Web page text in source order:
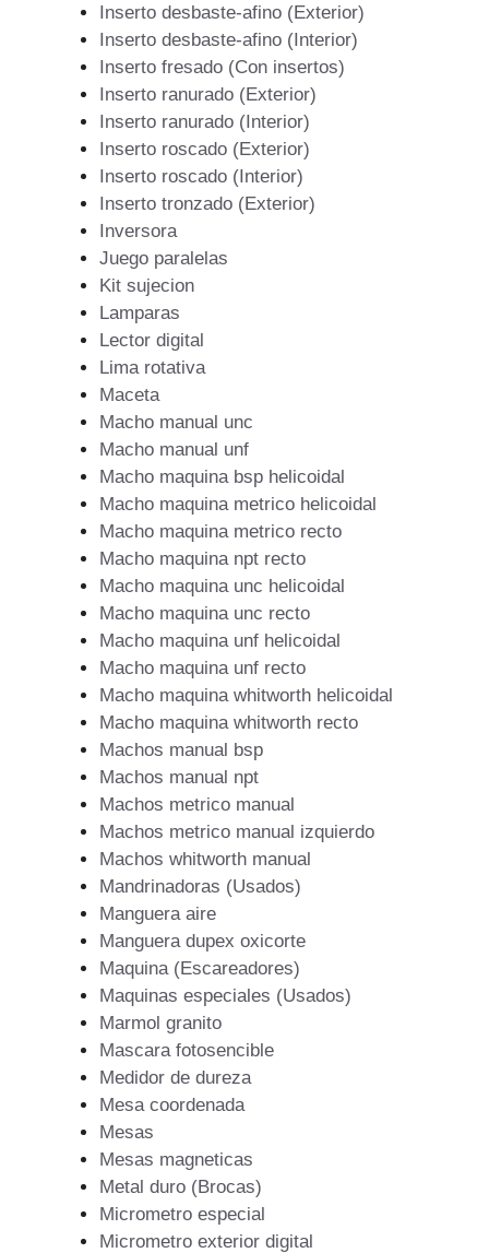
Inserto desbaste-afino (Exterior)
Inserto desbaste-afino (Interior)
Inserto fresado (Con insertos)
Inserto ranurado (Exterior)
Inserto ranurado (Interior)
Inserto roscado (Exterior)
Inserto roscado (Interior)
Inserto tronzado (Exterior)
Inversora
Juego paralelas
Kit sujecion
Lamparas
Lector digital
Lima rotativa
Maceta
Macho manual unc
Macho manual unf
Macho maquina bsp helicoidal
Macho maquina metrico helicoidal
Macho maquina metrico recto
Macho maquina npt recto
Macho maquina unc helicoidal
Macho maquina unc recto
Macho maquina unf helicoidal
Macho maquina unf recto
Macho maquina whitworth helicoidal
Macho maquina whitworth recto
Machos manual bsp
Machos manual npt
Machos metrico manual
Machos metrico manual izquierdo
Machos whitworth manual
Mandrinadoras (Usados)
Manguera aire
Manguera dupex oxicorte
Maquina (Escareadores)
Maquinas especiales (Usados)
Marmol granito
Mascara fotosencible
Medidor de dureza
Mesa coordenada
Mesas
Mesas magneticas
Metal duro (Brocas)
Micrometro especial
Micrometro exterior digital